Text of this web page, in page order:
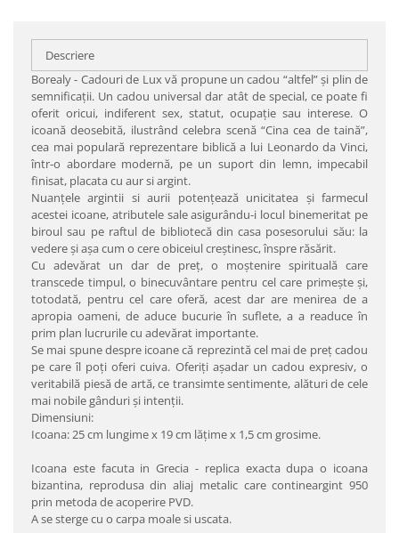
Descriere
Borealy - Cadouri de Lux vă propune un cadou “altfel” şi plin de
semnificaţii. Un cadou universal dar atât de special, ce poate fi
oferit oricui, indiferent sex, statut, ocupaţie sau interese. O
icoană deosebită, ilustrând celebra scenă “Cina cea de taină”,
cea mai populară reprezentare biblică a lui Leonardo da Vinci,
într-o abordare modernă, pe un suport din lemn, impecabil
finisat, placata cu aur si argint.
Nuanţele argintii si aurii potenţează unicitatea şi farmecul
acestei icoane, atributele sale asigurându-i locul binemeritat pe
biroul sau pe raftul de bibliotecă din casa posesorului său: la
vedere şi aşa cum o cere obiceiul creştinesc, înspre răsărit.
Cu adevărat un dar de preţ, o moştenire spirituală care
transcede timpul, o binecuvântare pentru cel care primeşte şi,
totodată, pentru cel care oferă, acest dar are menirea de a
apropia oameni, de aduce bucurie în suflete, a a readuce în
prim plan lucrurile cu adevărat importante.
Se mai spune despre icoane că reprezintă cel mai de preţ cadou
pe care îl poţi oferi cuiva. Oferiţi aşadar un cadou expresiv, o
veritabilă piesă de artă, ce transimte sentimente, alături de cele
mai nobile gânduri şi intenţii.
Dimensiuni:
Icoana: 25 cm lungime x 19 cm lăţime x 1,5 cm grosime.
Icoana este facuta in Grecia - replica exacta dupa o icoana
bizantina, reprodusa din aliaj metalic care contineargint 950
prin metoda de acoperire PVD.
A se sterge cu o carpa moale si uscata.